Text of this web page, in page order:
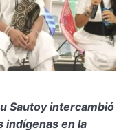
Sautoy intercambió
indígenas en la